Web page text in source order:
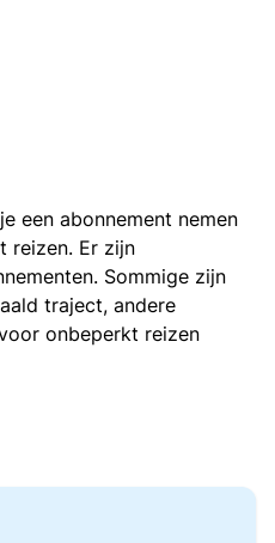
een abonnement nemen
reizen. Er zijn
Sommige zijn
traject, andere
onbeperkt reizen